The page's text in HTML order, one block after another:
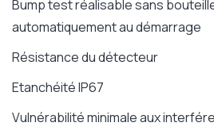
Bump test réalisable sans
automatiquement au démarrage
Résistance du détecteur
Etanchéité IP67
Vulnérabilité minimale aux